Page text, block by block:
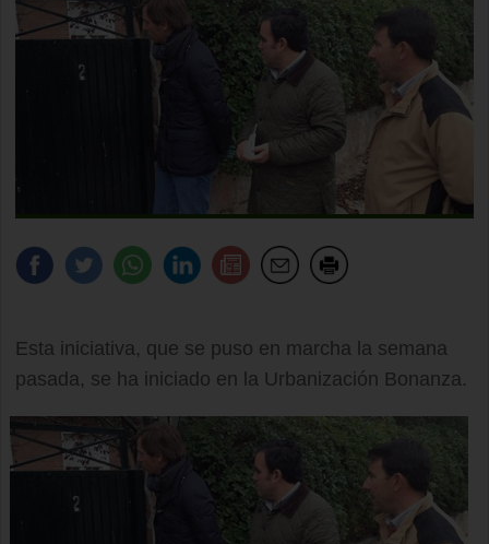
Esta iniciativa, que se puso en marcha la semana
pasada, se ha iniciado en la Urbanización Bonanza.